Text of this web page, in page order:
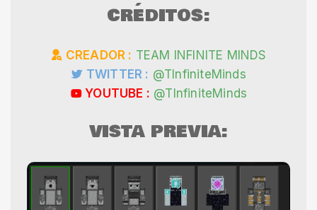
CRÉDITOS:
CREADOR : TEAM INFINITE MINDS
TWITTER : @TInfiniteMinds
YOUTUBE : @TInfiniteMinds
VISTA PREVIA: